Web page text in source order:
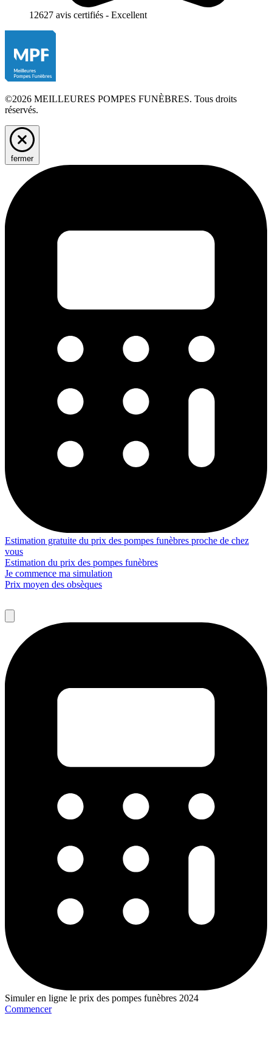
12627 avis certifiés - Excellent
©2026 MEILLEURES POMPES FUNÈBRES. Tous droits
réservés.
fermer
Estimation gratuite du prix des pompes funèbres proche de chez
vous
Estimation du prix des pompes funèbres
Je commence ma simulation
Prix moyen des obsèques
Simuler en ligne le prix des pompes funèbres 2024
Commencer